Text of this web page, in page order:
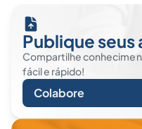
Publique seus
Compartilhe
fácil e rápido!
Colabore